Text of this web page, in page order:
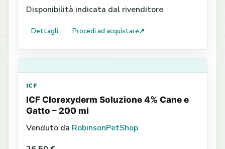
Disponibilità indicata dal rivenditore
Dettagli Procedi ad acquistare↗
ICF
ICF Clorexyderm Soluzione 4% Cane e
Gatto – 200 ml
Venduto da RobinsonPetShop